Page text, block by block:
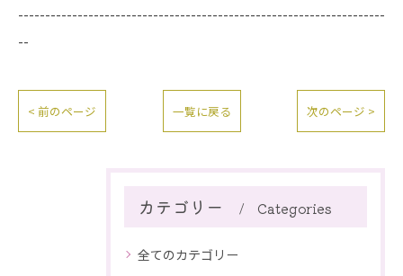
--------------------------------------------------------------------
--
< 前のページ 一覧に戻る 次のページ >
カテゴリー Categories
全てのカテゴリー